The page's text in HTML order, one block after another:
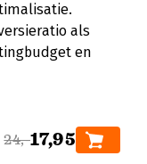
als
en
24,-17,95